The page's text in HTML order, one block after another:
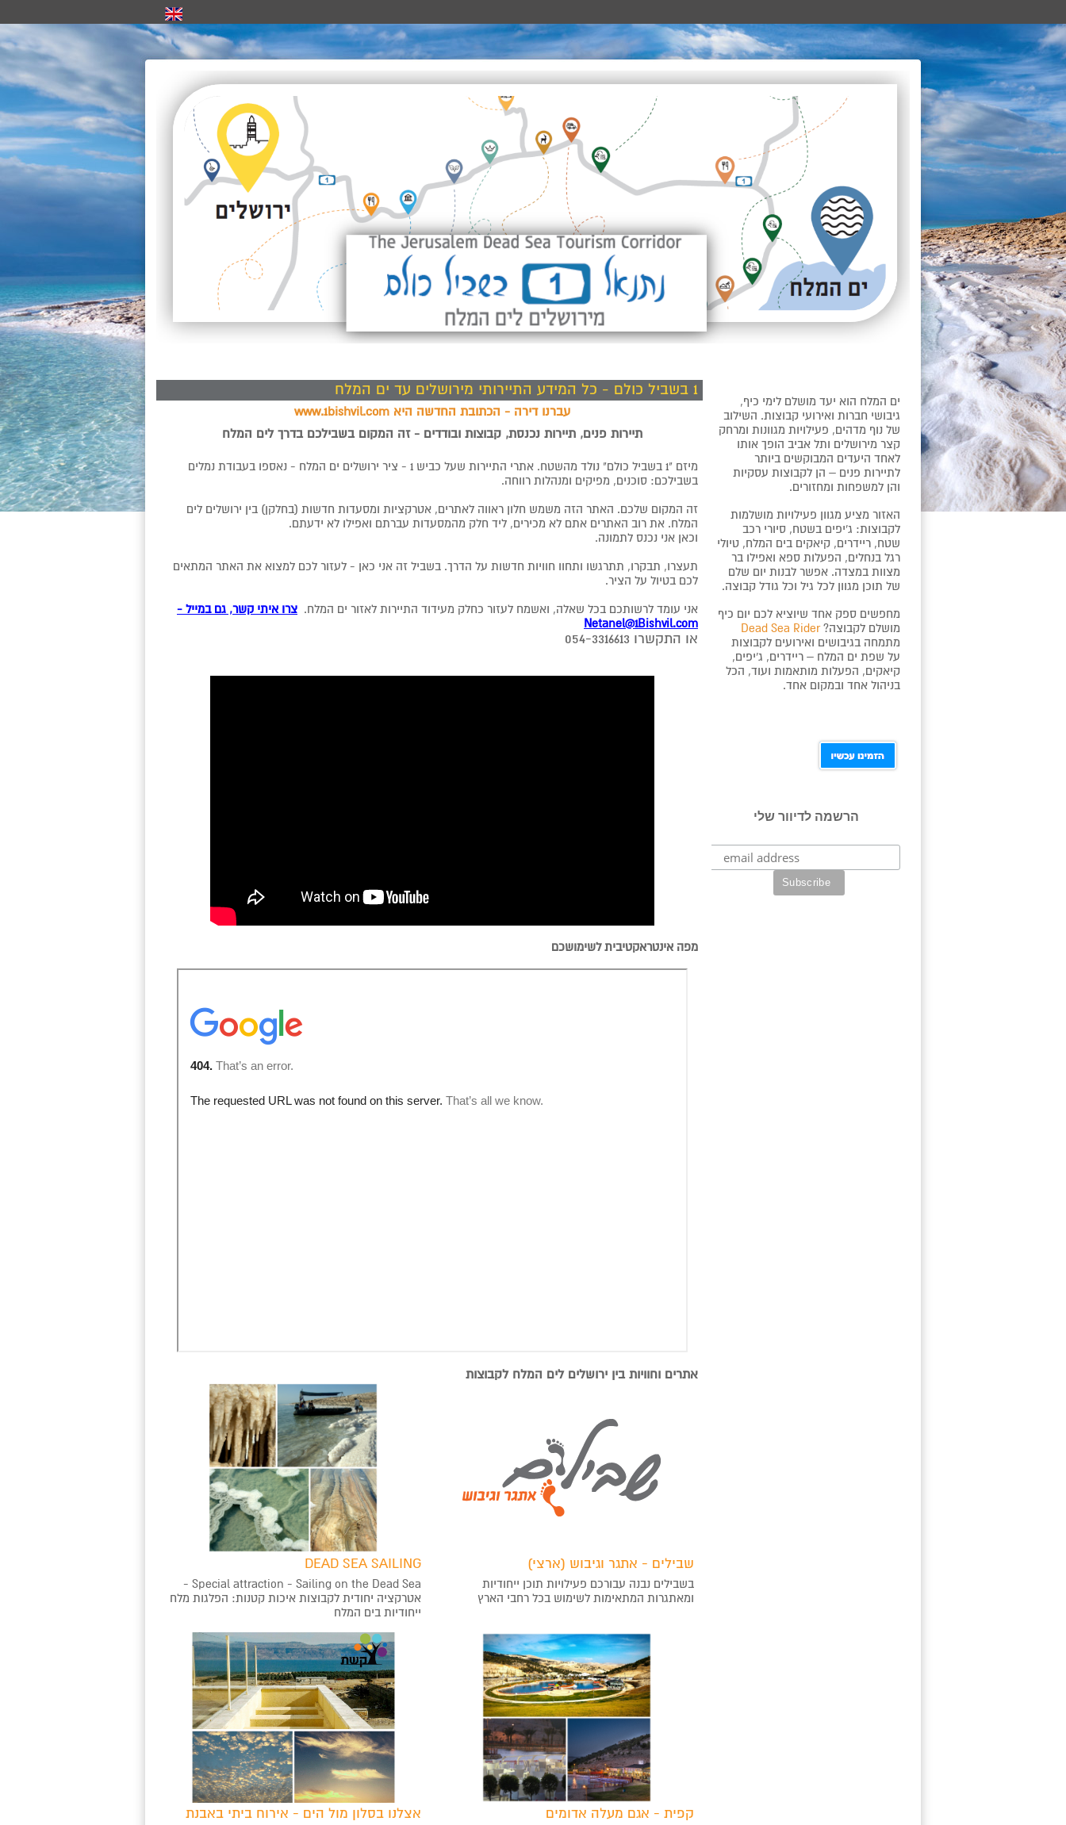
ים המלח הוא יעד מושלם לימי כיף,
גיבושי חברות ואירועי קבוצות. השילוב
של נוף מדהים, פעילויות מגוונות ומרחק
קצר מירושלים ותל אביב הופך אותו
לאחד היעדים המבוקשים ביותר
לתיירות פנים – הן לקבוצות עסקיות
והן למשפחות ומחזורים.
האזור מציע מגוון פעילויות מושלמות
לקבוצות: ג'יפים בשטח, סיורי רכב
שטח, ריידרים, קיאקים בים המלח, טיולי
רגל בנחלים, הפעלות ספא ואפילו בר
מצוות במצדה. אפשר לבנות יום שלם
של תוכן מגוון לכל גיל וכל גודל קבוצה.
מחפשים ספק אחד שיוציא לכם יום כיף
מושלם לקבוצה?Dead Sea Rider
מתמחה בגיבושים ואירועים לקבוצות
על שפת ים המלח – ריידרים, ג'יפים,
קיאקים, הפעלות מותאמות ועוד, הכל
בניהול אחד ובמקום אחד.
הרשמה לדיוור שלי
1 בשביל כולם - כל המידע התיירותי מירושלים עד ים המלח
עברנו דירה - הכתובת החדשה היא www.1bishvil.com
תיירות פנים, תיירות נכנסת, קבוצות ובודדים - זה המקום בשבילכם בדרך לים המלח
מיזם "1 בשביל כולם" נולד מהשטח. אתרי התיירות שעל כביש 1 - ציר ירושלים ים המלח - נאספו בעבודת נמלים
בשבילכם: סוכנים, מפיקים ומנהלות רווחה.
זה המקום שלכם. האתר הזה משמש חלון ראווה לאתרים, אטרקציות ומסעדות חדשות (בחלקן) בין ירושלים לים
המלח. את רוב האתרים אתם לא מכירים, ליד חלק מהמסעדות עברתם ואפילו לא ידעתם.
וכאן אני נכנס לתמונה.
תעצרו, תבקרו, תתרגשו ותחוו חוויות חדשות על הדרך. בשביל זה אני כאן - לעזור לכם למצוא את האתר המתאים
לכם בטיול על הציר.
אני עומד לרשותכם בכל שאלה, ואשמח לעזור כחלק מעידוד התיירות לאזור ים המלח. צרו איתי קשר, גם במייל -
Netanel@1Bishvil.com
או התקשרו 054-3316613
מפה אינטראקטיבית לשימושכם
אתרים וחוויות בין ירושלים לים המלח לקבוצות
שבילים - אתגר וגיבוש (ארצי)
בשבילים נבנה עבורכם פעילויות תוכן ייחודיות
ומאתגרות המתאימות לשימוש בכל רחבי הארץ
DEAD SEA SAILING
Special attraction - Sailing on the Dead Sea -
אטרקציה יחודית לקבוצות איכות קטנות: הפלגות מלח
ייחודיות בים המלח
קפית - אגם מעלה אדומים אצלנו בסלון מול הים - אירוח ביתי באבנת